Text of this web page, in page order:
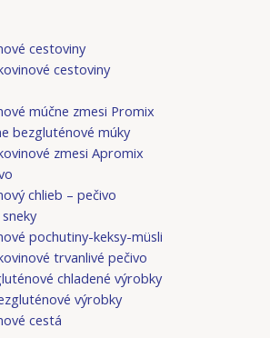
cestoviny
cestoviny
múčne zmesi Promix
bezgluténové múky
zmesi Apromix
chlieb – pečivo
pochutiny-keksy-müsli
trvanlivé pečivo
chladené výrobky
výrobky
cestá